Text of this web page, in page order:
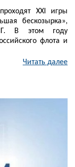
XXI игры
бескозырка»,
В этом году
флота и
Читать далее